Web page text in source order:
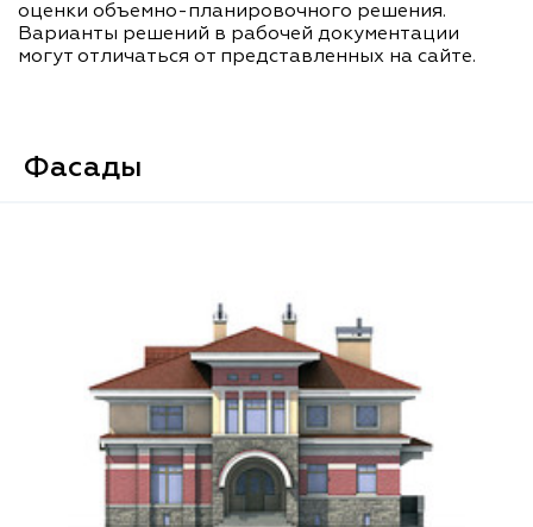
оценки объемно-планировочного решения.
Варианты решений в рабочей документации
могут отличаться от представленных на сайте.
Фасады